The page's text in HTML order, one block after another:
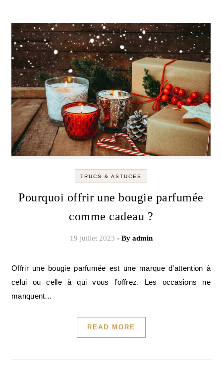
TRUCS & ASTUCES
Pourquoi offrir une bougie parfumée
comme cadeau ?
19 juillet 2023 - By admin
Offrir une bougie parfumée est une marque d’attention à
celui ou celle à qui vous l’offrez. Les occasions ne
manquent…
READ MORE